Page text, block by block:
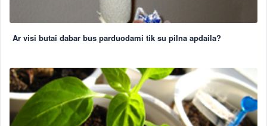
Ar visi butai dabar bus parduodami tik su pilna apdaila?